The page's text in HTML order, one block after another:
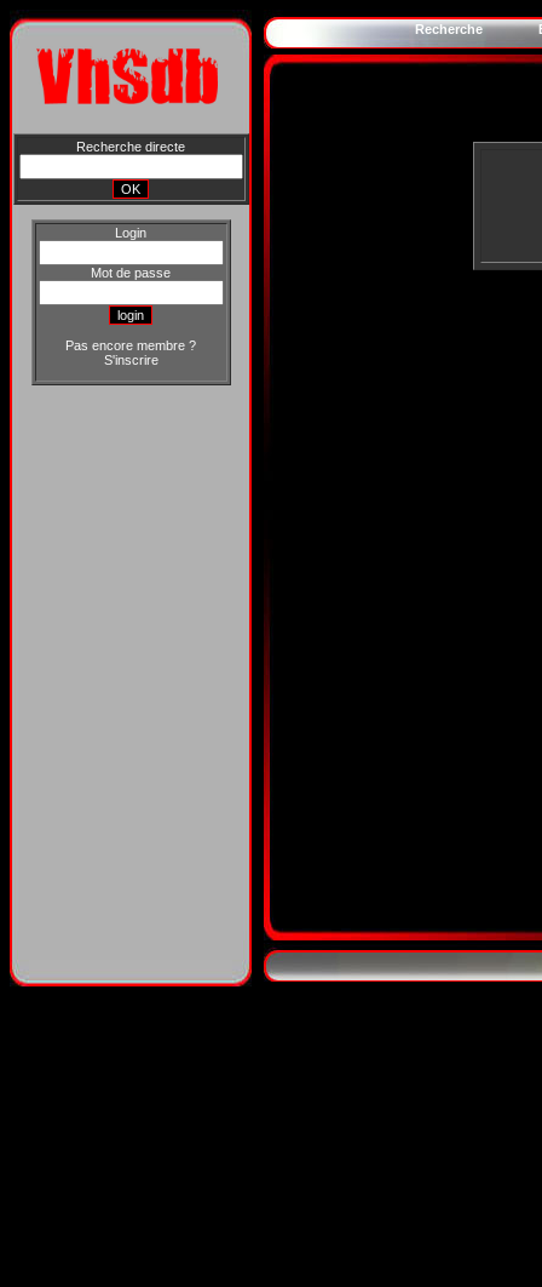
Recherche directe
Login
Mot de passe
Pas encore membre ?
S'inscrire
Recherche